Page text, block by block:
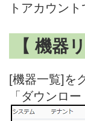
トアカウン
【 機器
[機器一覧]を
「ダウンロ